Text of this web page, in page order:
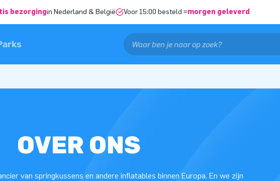
bezorgingin Nederland & België Voor 15:00 besteld =morgen geleverd
OVER ONS
van springkussens en andere inflatables binnen Europa. En we zijn